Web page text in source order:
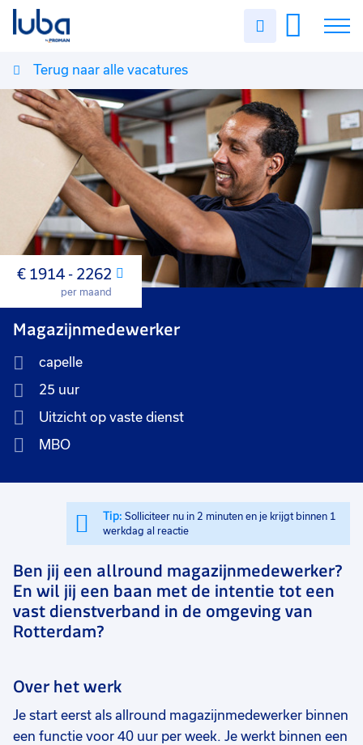
Uren
Vacatures
Over ons
Voor werkgevers
Contact
Terug naar alle vacatures
Maand
€ 1914 - 2262
per maand
Magazijnmedewerker
capelle
25 uur
Uitzicht op vaste dienst
MBO
Tip: Solliciteer nu in 2 minuten en je krijgt binnen 1
werkdag al reactie
Ben jij een allround magazijnmedewerker?
En wil jij een baan met de intentie tot een
vast dienstverband in de omgeving van
Rotterdam?
Over het werk
Je start eerst als allround magazijnmedewerker binnen
een functie voor 40 uur per week. Je werkt binnen een